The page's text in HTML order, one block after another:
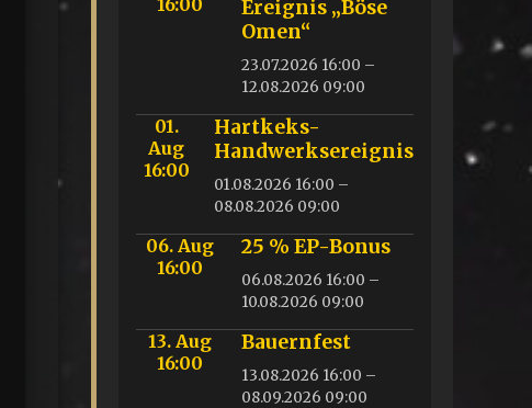
Ereignis „Böse
Omen“
23.07.2026 16:00 –
12.08.2026 09:00
01.
Aug
16:00
Hartkeks-
Handwerksereignis
01.08.2026 16:00 –
08.08.2026 09:00
06. Aug
16:00
25 % EP-Bonus
06.08.2026 16:00 –
10.08.2026 09:00
13. Aug
16:00
Bauernfest
13.08.2026 16:00 –
08.09.2026 09:00